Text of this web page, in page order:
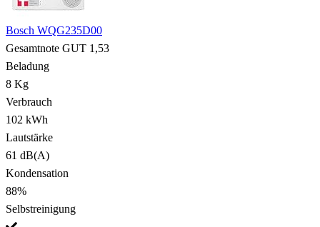
Bosch WQG235D00
Gesamtnote GUT 1,53
Beladung
8 Kg
Verbrauch
102 kWh
Lautstärke
61 dB(A)
Kondensation
88%
Selbstreinigung